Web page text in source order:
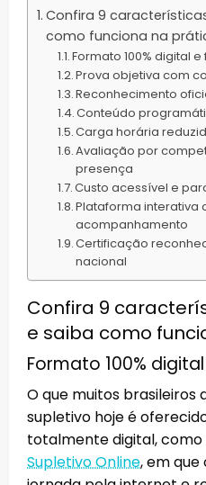
Confira 9
como funciona na
Formato 100% digital e
Prova objetiva com
Reconhecimento
Conteúdo
Carga horária
Avaliação por
presença
Custo acessível e
Plataforma interativa
acompanhamento
Certificação
nacional
Confira 9
e saiba como
Formato 100%
O que muitos brasileiros
supletivo hoje é
totalmente digital, como
Supletivo Online, em que